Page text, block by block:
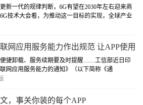
新一代的规律判断，6G有望在2030年左右迎来商
技术大会看，为推动这一目标的实现，全球产业
向收拢，更多聚焦于愿景需求、关键技术、统一
网应用服务能力作出规范 让APP使用
捷卸载、服务续期要及时提醒……工信部近日印
网应用服务能力的通知》（以下简称《通
动互联网应用服务能力进行提升。其中，许多内
，事关你装的每个APP